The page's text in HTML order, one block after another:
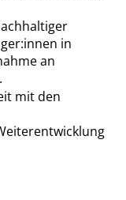
in
an
mit den